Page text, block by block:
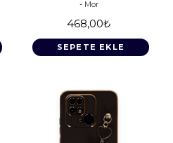
- Mor
468,00₺
SEPETE EKLE